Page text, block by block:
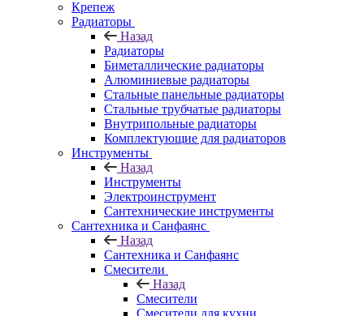
Крепеж
Радиаторы
Назад
Радиаторы
Биметаллические радиаторы
Алюминиевые радиаторы
Стальные панельные радиаторы
Стальные трубчатые радиаторы
Внутрипольные радиаторы
Комплектующие для радиаторов
Инструменты
Назад
Инструменты
Электроинструмент
Сантехнические инструменты
Сантехника и Санфаянс
Назад
Сантехника и Санфаянс
Смесители
Назад
Смесители
Смесители для кухни